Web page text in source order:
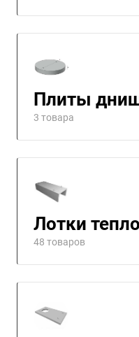
Плиты
3 товара
Лотки
48 товаров